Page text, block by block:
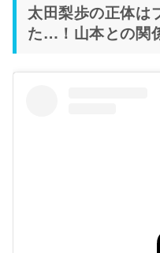
太田梨歩の正体は
た…！山本との関